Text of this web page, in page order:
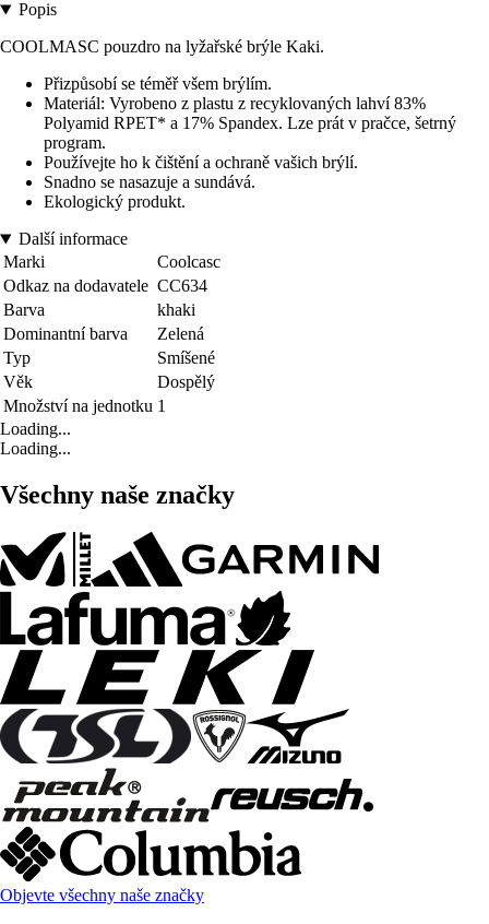
Popis
COOLMASC pouzdro na lyžařské brýle Kaki.
Přizpůsobí se téměř všem brýlím.
Materiál: Vyrobeno z plastu z recyklovaných lahví 83%
Polyamid RPET* a 17% Spandex. Lze prát v pračce, šetrný
program.
Používejte ho k čištění a ochraně vašich brýlí.
Snadno se nasazuje a sundává.
Ekologický produkt.
Další informace
Marki
Coolcasc
Odkaz na dodavatele CC634
Barva
khaki
Dominantní barva
Zelená
Typ
Smíšené
Věk
Dospělý
Množství na jednotku 1
Loading...
Loading...
Všechny naše značky
Objevte všechny naše značky